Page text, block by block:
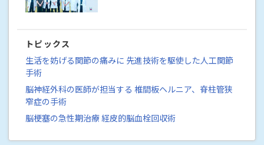
トピックス
生活を妨げる関節の痛みに 先進技術を駆使した人工関節
手術
脳神経外科の医師が担当する 椎間板ヘルニア、脊柱管狭
窄症の手術
脳梗塞の急性期治療 経皮的脳血栓回収術